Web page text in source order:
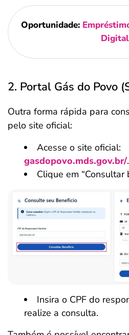
Oportunidade:
Digital
2. Portal Gás do Povo
Outra forma rápida para
pelo site oficial:
Acesse o site oficial:
gasdopovo.mds.gov.br/.
Clique em “Consultar
Insira o CPF do
realize a consulta.